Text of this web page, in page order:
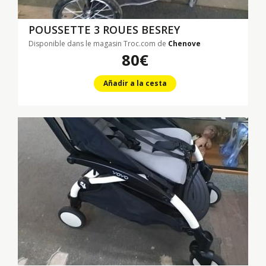
POUSSETTE 3 ROUES BESREY
Disponible dans le magasin Troc.com de Chenove
80€
Añadir a la cesta